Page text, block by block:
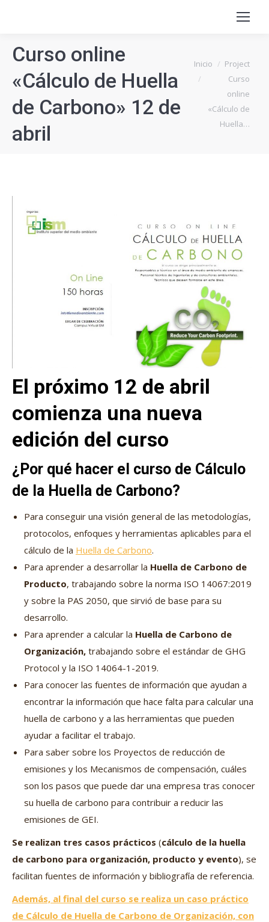
Curso online
«Cálculo de Huella
de Carbono» 12 de
abril
Estás aquí:
Inicio
Project
Curso
online
«Cálculo de
Huella…
El próximo 12 de abril
comienza una nueva
edición del curso
¿Por qué hacer el curso de Cálculo
de la Huella de Carbono?
Para conseguir una visión general de las metodologías,
protocolos, enfoques y herramientas aplicables para el
cálculo de la Huella de Carbono.
Para aprender a desarrollar la Huella de Carbono de
Producto, trabajando sobre la norma ISO 14067:2019
y sobre la PAS 2050, que sirvió de base para su
desarrollo.
Para aprender a calcular la Huella de Carbono de
Organización, trabajando sobre el estándar de GHG
Protocol y la ISO 14064-1-2019.
Para conocer las fuentes de información que ayudan a
encontrar la información que hace falta para calcular una
huella de carbono y a las herramientas que pueden
ayudar a facilitar el trabajo.
Para saber sobre los Proyectos de reducción de
emisiones y los Mecanismos de compensación, cuáles
son los pasos que puede dar una empresa tras conocer
su huella de carbono para contribuir a reducir las
emisiones de GEI.
Se realizan tres casos prácticos (cálculo de la huella
de carbono para organización, producto y evento), se
facilitan fuentes de información y bibliografía de referencia.
Además, al final del curso se realiza un caso práctico
de Cálculo de Huella de Carbono de Organización, con